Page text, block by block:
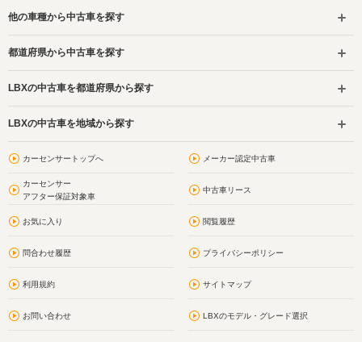
他の車種から中古車を探す
都道府県から中古車を探す
LBXの中古車を都道府県から探す
LBXの中古車を地域から探す
カーセンサートップへ メーカー認定中古車
カーセンサー
アフター保証対象車
中古車リース
お気に入り 閲覧履歴
問合わせ履歴 プライバシーポリシー
利用規約 サイトマップ
お問い合わせ LBXのモデル・グレード選択